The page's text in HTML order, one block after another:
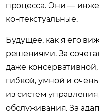
процесса. Они —
контекстуальные.
Будущее, как я его
решениями. За
даже
гибкой, умной и
из систем
обслуживания. За